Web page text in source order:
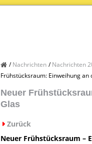
Nachrichten Nachrichten
Frühstücksraum: Einweihung
Neuer
Glas
Zurück
Neuer Frühstücksraum –